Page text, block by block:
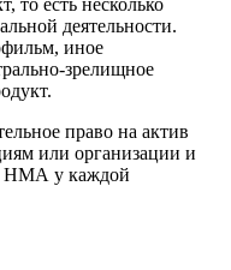
деятельности.
иное
зрелищное
право на актив
или организации и
НМА у каждой